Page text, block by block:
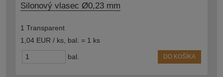
Silonový vlasec Ø0,23 mm
1 Transparent
1,04 EUR / ks bal. = 1 ks
bal. DO KOŠÍKA